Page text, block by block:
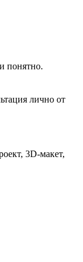
понятно.
лично от
3D-макет,